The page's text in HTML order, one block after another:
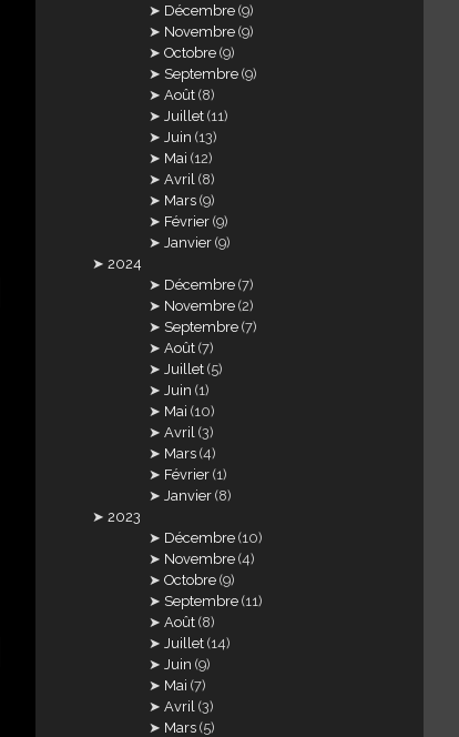
Décembre (9)
Novembre (9)
Octobre (9)
Septembre (9)
Août (8)
Juillet (11)
Juin (13)
Mai (12)
Avril (8)
Mars (9)
Février (9)
Janvier (9)
2024
Décembre (7)
Novembre (2)
Septembre (7)
Août (7)
Juillet (5)
Juin (1)
Mai (10)
Avril (3)
Mars (4)
Février (1)
Janvier (8)
2023
Décembre (10)
Novembre (4)
Octobre (9)
Septembre (11)
Août (8)
Juillet (14)
Juin (9)
Mai (7)
Avril (3)
Mars (5)